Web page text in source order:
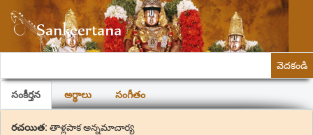
వెదకండి
సంకీర్తన అర్థాలు సంగీతం
రచయిత: తాళ్లపాక అన్నమాచార్య